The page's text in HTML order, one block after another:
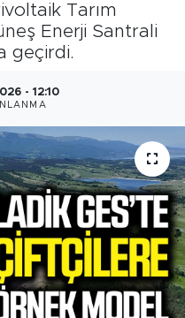
Tarım
Enerji Santrali
geçirdi.
- 12:10